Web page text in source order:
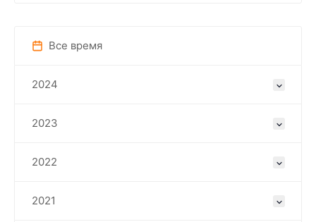
Все время
2024
2023
2022
2021